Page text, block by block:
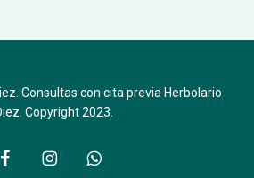
Consultas con cita previa Herbolario
Copyright 2023.
facebookinstagramwhatsapp